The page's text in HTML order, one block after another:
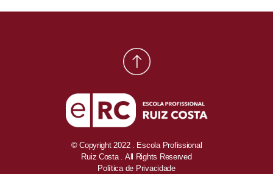
© Copyright 2022 . Escola Profissional
Ruiz Costa . All Rights Reserved
Política de Privacidade